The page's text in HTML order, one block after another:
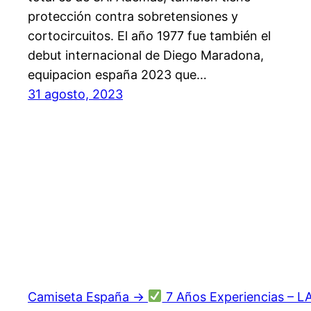
protección contra sobretensiones y
cortocircuitos. El año 1977 fue también el
debut internacional de Diego Maradona,
equipacion españa 2023 que…
31 agosto, 2023
Camiseta España → 7 Años Experiencias –